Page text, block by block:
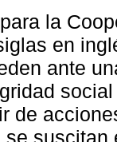
la
en
ante
de